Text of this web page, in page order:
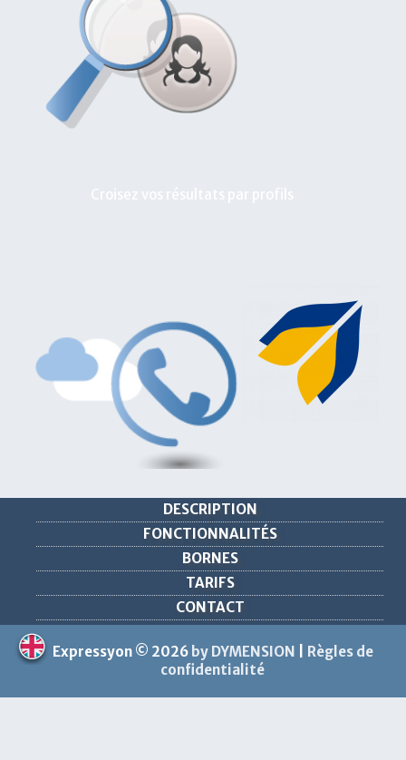
Support par mail ou téléphone
DESCRIPTION
FONCTIONNALITÉS
BORNES
TARIFS
CONTACT
Expressyon © 2026 by DYMENSION
Règles de
confidentialité